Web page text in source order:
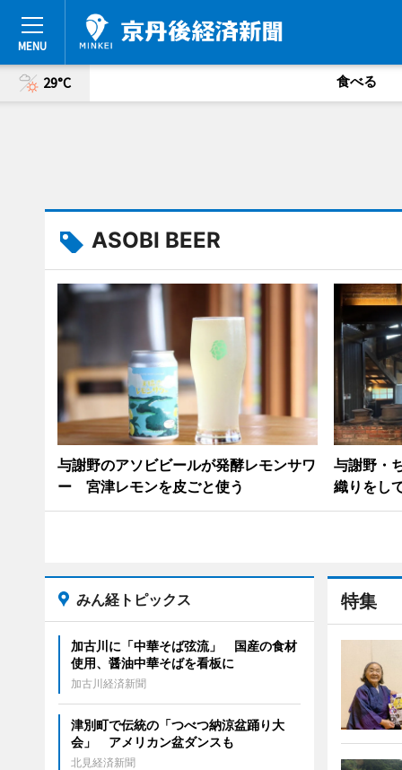
29°C 食べる
ASOBI BEER
与謝野のアソビビールが発酵レモンサワ
ー 宮津レモンを皮ごと使う
与謝野・
織りをし
特集
みん経トピックス
加古川に「中華そば弦流」 国産の食材
使用、醤油中華そばを看板に
加古川経済新聞
津別町で伝統の「つべつ納涼盆踊り大
会」 アメリカン盆ダンスも
北見経済新聞